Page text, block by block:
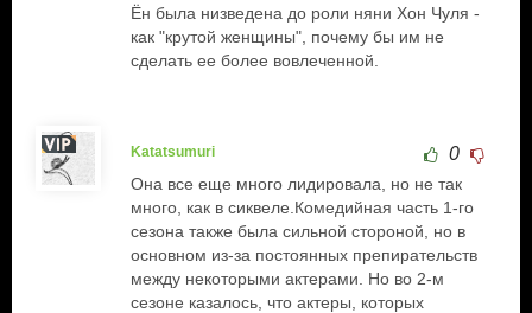
Ён была низведена до роли няни Хон Чуля -
как "крутой женщины", почему бы им не
сделать ее более вовлеченной.
Katatsumuri 0
Она все еще много лидировала, но не так
много, как в сиквеле.Комедийная часть 1-го
сезона также была сильной стороной, но в
основном из-за постоянных препирательств
между некоторыми актерами. Но во 2-м
сезоне казалось, что актеры, которых